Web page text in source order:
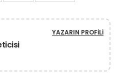
YAZARIN PROFILI